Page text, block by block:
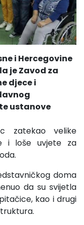
i Hercegovine
je Zavod za
djece i
ustanove
zatekao velike
i loše uvjete za
doma
da su svijetla
kao i drugi